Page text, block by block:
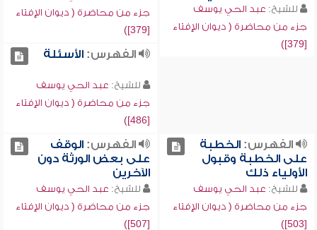
للشيخ: عبد الحي يوسف
جزء من محاضرة ( ديوان الإفتاء
[379])
جزء من محاضرة ( ديوان الإفتاء
[379])
الفهرس:الأسئلة
للشيخ: عبد الحي يوسف
جزء من محاضرة ( ديوان الإفتاء
[486])
الفهرس:الخطبة
على الخطبة وقبول
الأولياء ذلك
للشيخ: عبد الحي يوسف
جزء من محاضرة ( ديوان الإفتاء
[503])
الفهرس:الوقف
على بعض الورثة دون
الآخرين
للشيخ: عبد الحي يوسف
جزء من محاضرة ( ديوان الإفتاء
[507])